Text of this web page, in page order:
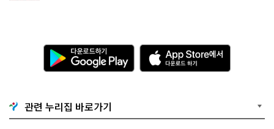
다
운
로
기
G
o
A
p
p
e
관련 누리집 바로가기